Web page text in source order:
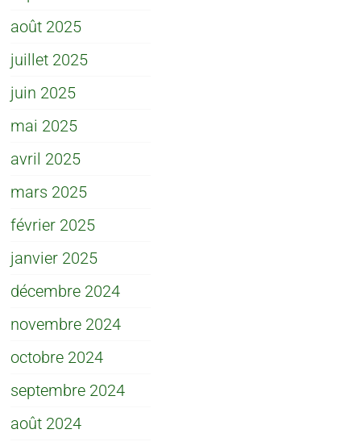
août 2025
juillet 2025
juin 2025
mai 2025
avril 2025
mars 2025
février 2025
janvier 2025
décembre 2024
novembre 2024
octobre 2024
septembre 2024
août 2024